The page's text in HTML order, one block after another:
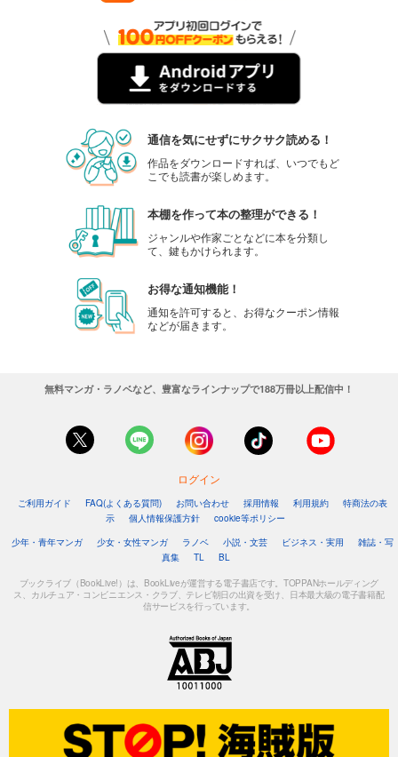
通信を気にせずにサクサク読める！
作品をダウンロードすれば、いつでもど
こでも読書が楽しめます。
本棚を作って本の整理ができる！
ジャンルや作家ごとなどに本を分類し
て、鍵もかけられます。
お得な通知機能！
通知を許可すると、お得なクーポン情報
などが届きます。
無料マンガ・ラノベなど、豊富なラインナップで188万冊以上配信中！
ログイン
ご利用ガイド FAQ(よくある質問) お問い合わせ 採用情報 利用規約
特商法の表
示
個人情報保護方針
cookie等ポリシー
少年・青年マンガ
少女・女性マンガ ラノベ 小説・文芸 ビジネス・実用
雑誌・写
真集
TL BL
ブックライブ（BookLive!）は、BookLiveが運営する電子書店です。TOPPANホールディング
ス、カルチュア・コンビニエンス・クラブ、テレビ朝日の出資を受け、日本最大級の電子書籍配
信サービスを行っています。